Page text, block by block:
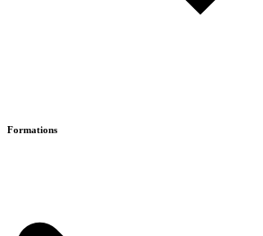
Formations